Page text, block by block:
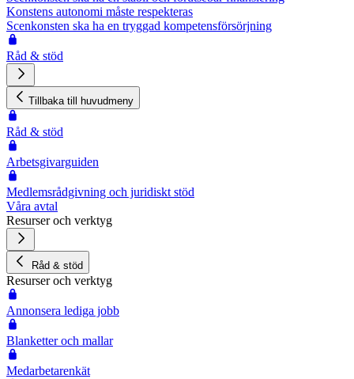
Konstens autonomi måste respekteras
Scenkonsten ska ha en tryggad kompetensförsörjning
Råd & stöd
Tillbaka till huvudmeny
Råd & stöd
Arbetsgivarguiden
Medlemsrådgivning och juridiskt stöd
Våra avtal
Resurser och verktyg
Råd & stöd
Resurser och verktyg
Annonsera lediga jobb
Blanketter och mallar
Medarbetarenkät